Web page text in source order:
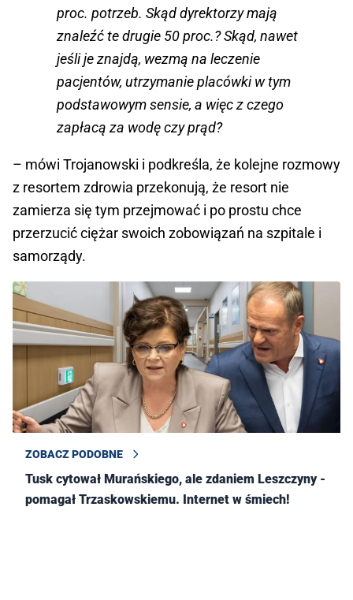
proc. potrzeb. Skąd dyrektorzy mają
znaleźć te drugie 50 proc.? Skąd, nawet
jeśli je znajdą, wezmą na leczenie
pacjentów, utrzymanie placówki w tym
podstawowym sensie, a więc z czego
zapłacą za wodę czy prąd?
– mówi Trojanowski i podkreśla, że kolejne rozmowy
z resortem zdrowia przekonują, że resort nie
zamierza się tym przejmować i po prostu chce
przerzucić ciężar swoich zobowiązań na szpitale i
samorządy.
ZOBACZ PODOBNE
Tusk cytował Murańskiego, ale zdaniem Leszczyny -
pomagał Trzaskowskiemu. Internet w śmiech!